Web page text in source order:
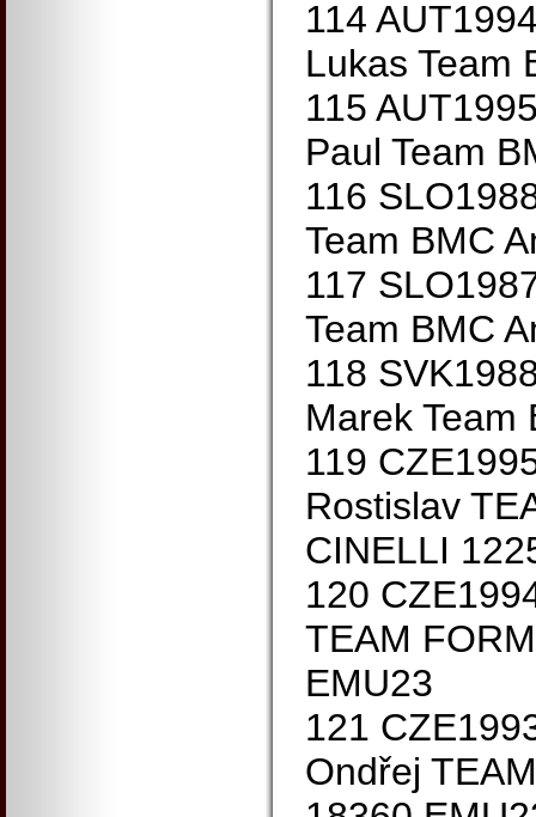
114
Lukas Team
115
Paul Team
116
Team BMC
117
Team BMC
118
Marek Team
119
Rostislav
CINELLI
120
TEAM
EMU23
121
Ondřej